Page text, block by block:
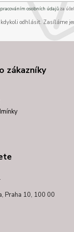
osobních údajůza
kdykoli odhlásit. Zasíláme
zákazníky
Praha 10, 100 00